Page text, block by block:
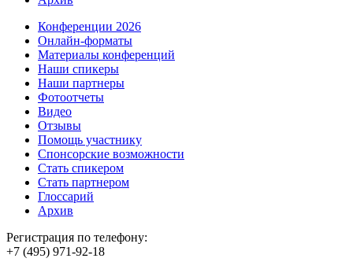
Конференции 2026
Онлайн-форматы
Материалы конференций
Наши спикеры
Наши партнеры
Фотоотчеты
Видео
Отзывы
Помощь участнику
Спонсорские возможности
Стать спикером
Стать партнером
Глоссарий
Архив
Регистрация по телефону:
+7 (495) 971-92-18